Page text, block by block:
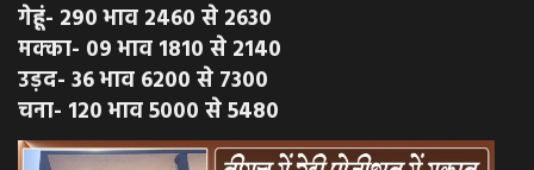
Gallery
गेहूं- 290 भाव 2460 से 2630
मक्का- 09 भाव 1810 से 2140
उड़द- 36 भाव 6200 से 7300
चना- 120 भाव 5000 से 5480